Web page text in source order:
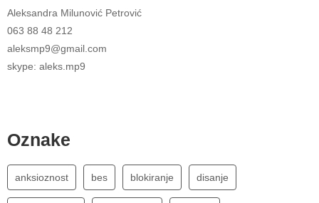
Aleksandra Milunović Petrović
063 88 48 212
aleksmp9@gmail.com
skype: aleks.mp9
Oznake
anksioznost bes blokiranje disanje